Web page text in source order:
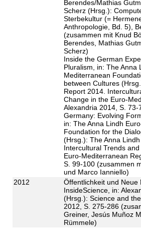
Berendes/Mathias
Scherz (Hrsg.):
Sterbekultur (=
Anthropologie, Bd. 5),
(zusammen mit Knud
Berendes, Mathias
Scherz)
Inside the German
Pluralism, in: The Anna
Mediterranean
between Cultures
Report 2014.
Change in the Euro-
Alexandria 2014, S. 73-
Germany: Evolving
in: The Anna Lindh
Foundation for the
(Hrsg.): The Anna
Intercultural Trends
Euro-Mediterranean
S. 99-100 (zusammen
und Marco Ianniello)
2012
Öffentlichkeit und Neue
InsideScience, in:
(Hrsg.): Science and
2012, S. 275-286
Greiner, Jesús Muñoz
Rümmele)